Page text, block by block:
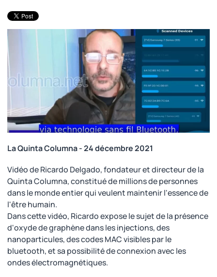
La Quinta Columna - 24 décembre 2021
Vidéo de Ricardo Delgado, fondateur et directeur de la
Quinta Columna, constitué de millions de personnes
dans le monde entier qui veulent maintenir l'essence de
l'être humain.
Dans cette vidéo, Ricardo expose le sujet de la présence
d'oxyde de graphène dans les injections, des
nanoparticules, des codes MAC visibles par le
bluetooth, et sa possibilité de connexion avec les
ondes électromagnétiques.